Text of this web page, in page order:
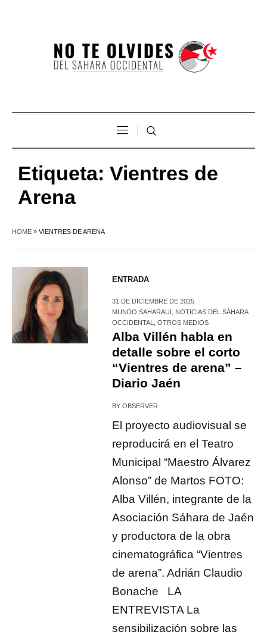
Etiqueta: Vientres de
Arena
HOME » VIENTRES DE ARENA
ENTRADA
31 DE DICIEMBRE DE 2025
MUNDO SAHARAUI
NOTICIAS DEL SÁHARA
OCCIDENTAL
,OTROS MEDIOS
Alba Villén habla en
detalle sobre el corto
“Vientres de arena” –
Diario Jaén
BYOBSERVER
El proyecto audiovisual se
reproducirá en el Teatro
Municipal “Maestro Álvarez
Alonso” de Martos FOTO:
Alba Villén, integrante de la
Asociación Sáhara de Jaén
y productora de la obra
cinematográfica “Vientres
de arena”. Adrián Claudio
Bonache LA
ENTREVISTA La
sensibilización sobre las